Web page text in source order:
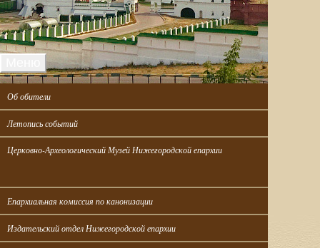
Об обители
Летопись событий
Церковно-Археологический Музей Нижегородской епархии
Епархиальная комиссия по канонизации
Издательский отдел Нижегородской епархии